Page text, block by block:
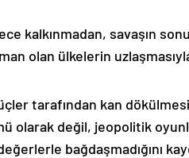
kalkınmadan, savaşın
olan ülkelerin
tarafından kan
olarak değil, jeopolitik
bağdaşmadığını